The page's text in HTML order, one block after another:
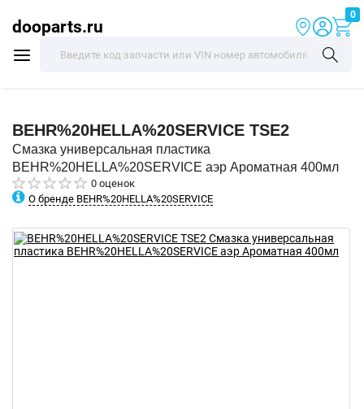
dooparts.ru
0
BEHR%20HELLA%20SERVICE TSE2
Смазка универсальная пластика
BEHR%20HELLA%20SERVICE аэр Ароматная 400мл
0 оценок
О бренде BEHR%20HELLA%20SERVICE